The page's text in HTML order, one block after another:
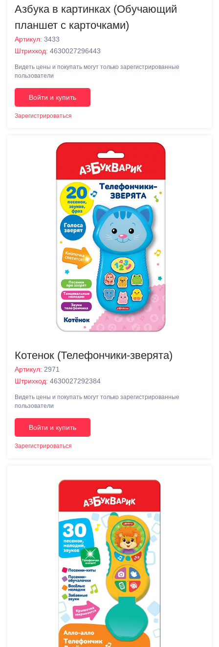
Азбука в картинках (Обучающий
планшет с карточками)
Артикул: 3433
Штрихкод: 4630027296443
Видеть цены и покупать могут только зарегистрированные
пользователи
Войти и купить
Зарегистрироваться
Котенок (Телефончики-зверята)
Артикул: 2971
Штрихкод: 4630027292384
Видеть цены и покупать могут только зарегистрированные
пользователи
Войти и купить
Зарегистрироваться